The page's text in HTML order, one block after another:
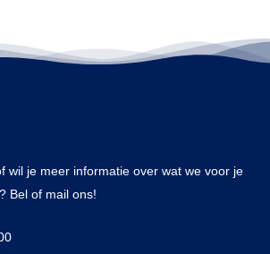
wil je meer informatie over wat we voor je
Bel of mail ons!